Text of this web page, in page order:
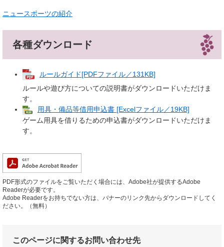
ニュースポーツの紹介
各種ダウンロード
ルールガイド[PDFファイル／131KB]
ルールや遊び方についての説明書がダウンロードいただけま
す。
用具・備品等借用申込書 [Excelファイル／19KB]
ゲーム用具を借りるための申込書がダウンロードいただけま
す。
PDF形式のファイルをご覧いただく場合には、Adobe社が提供するAdobe
Readerが必要です。
Adobe Readerをお持ちでない方は、バナーのリンク先からダウンロードしてく
ださい。（無料）
このページに関するお問い合わせ先